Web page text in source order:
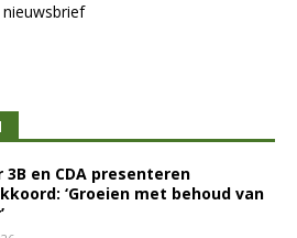
3B en CDA presenteren
‘Groeien met behoud van